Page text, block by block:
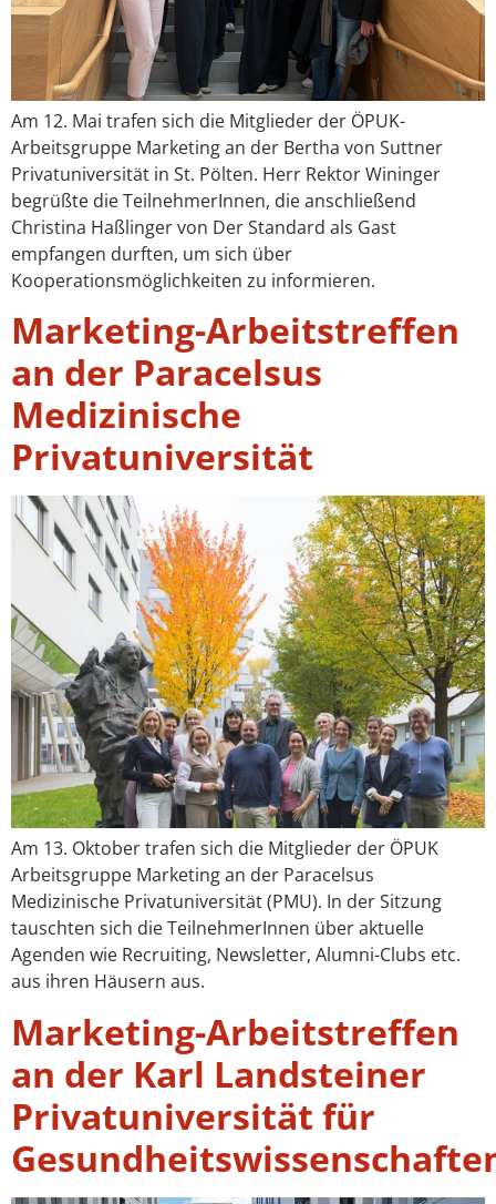
Am 12. Mai trafen sich die Mitglieder der ÖPUK-
Arbeitsgruppe Marketing an der Bertha von Suttner
Privatuniversität in St. Pölten. Herr Rektor Wininger
begrüßte die TeilnehmerInnen, die anschließend
Christina Haßlinger von Der Standard als Gast
empfangen durften, um sich über
Kooperationsmöglichkeiten zu informieren.
Marketing-Arbeitstreffen
an der Paracelsus
Medizinische
Privatuniversität
Am 13. Oktober trafen sich die Mitglieder der ÖPUK
Arbeitsgruppe Marketing an der Paracelsus
Medizinische Privatuniversität (PMU). In der Sitzung
tauschten sich die TeilnehmerInnen über aktuelle
Agenden wie Recruiting, Newsletter, Alumni-Clubs etc.
aus ihren Häusern aus.
Marketing-Arbeitstreffen
an der Karl Landsteiner
Privatuniversität für